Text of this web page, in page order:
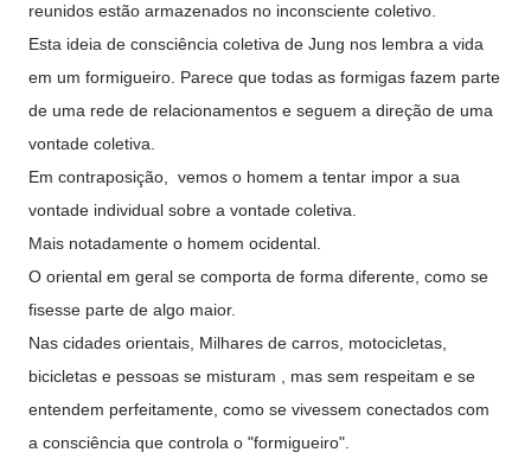
reunidos estão armazenados no inconsciente coletivo.
Esta ideia de consciência coletiva de Jung nos lembra a vida
em um formigueiro. Parece que todas as formigas fazem parte
de uma rede de relacionamentos e seguem a direção de uma
vontade coletiva.
Em contraposição, vemos o homem a tentar impor a sua
vontade individual sobre a vontade coletiva.
Mais notadamente o homem ocidental.
O oriental em geral se comporta de forma diferente, como se
fisesse parte de algo maior.
Nas cidades orientais, Milhares de carros, motocicletas,
bicicletas e pessoas se misturam , mas sem respeitam e se
entendem perfeitamente, como se vivessem conectados com
a consciência que controla o "formigueiro".